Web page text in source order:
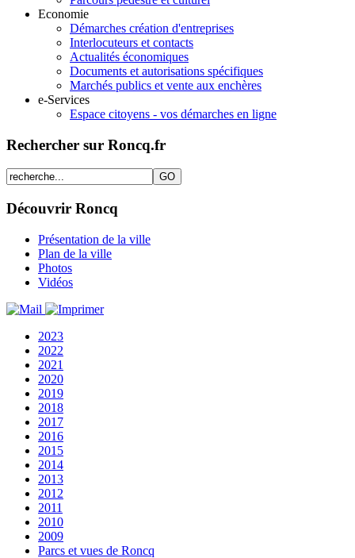
Economie
Démarches création d'entreprises
Interlocuteurs et contacts
Actualités économiques
Documents et autorisations spécifiques
Marchés publics et vente aux enchères
e-Services
Espace citoyens - vos démarches en ligne
Rechercher sur Roncq.fr
Découvrir Roncq
Présentation de la ville
Plan de la ville
Photos
Vidéos
2023
2022
2021
2020
2019
2018
2017
2016
2015
2014
2013
2012
2011
2010
2009
Parcs et vues de Roncq